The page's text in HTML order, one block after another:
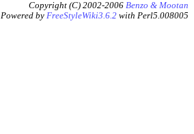
Copyright (C) 2002-2006 Benzo & Mootan
Powered by FreeStyleWiki3.6.2 with Perl5.008005